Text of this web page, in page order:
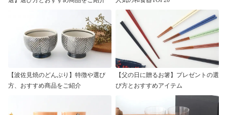
【波佐見焼のどんぶり】特徴や選び
方、おすすめ商品をご紹介
【父の日に贈るお箸】プレゼントの選
び方とおすすめアイテム